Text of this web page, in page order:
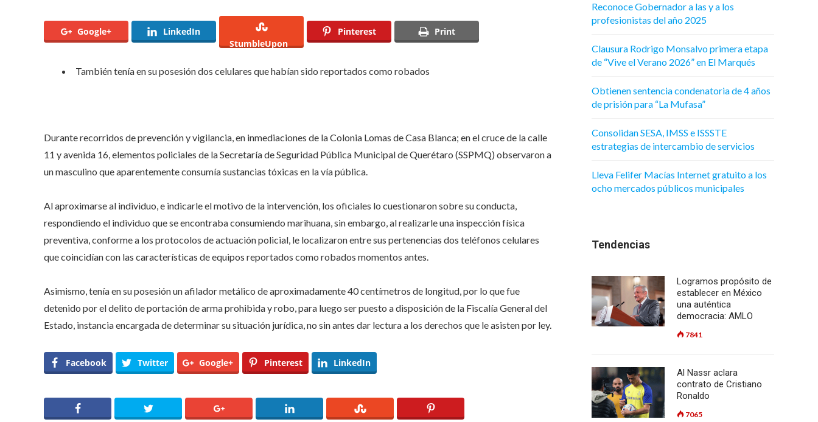
arma
prohibida
en
Lomas
Casa
Blanca
Google+
LinkedIn
StumbleUpon
Pinterest Print
También tenía en su posesión dos celulares que habían sido reportados como robados
Durante recorridos de prevención y vigilancia, en inmediaciones de la Colonia Lomas de Casa Blanca; en el cruce de la calle
11 y avenida 16, elementos policiales de la Secretaría de Seguridad Pública Municipal de Querétaro (SSPMQ) observaron a
un masculino que aparentemente consumía sustancias tóxicas en la vía pública.
Al aproximarse al individuo, e indicarle el motivo de la intervención, los oficiales lo cuestionaron sobre su conducta,
respondiendo el individuo que se encontraba consumiendo marihuana, sin embargo, al realizarle una inspección física
preventiva, conforme a los protocolos de actuación policial, le localizaron entre sus pertenencias dos teléfonos celulares
que coincidían con las características de equipos reportados como robados momentos antes.
Asimismo, tenía en su posesión un afilador metálico de aproximadamente 40 centímetros de longitud, por lo que fue
detenido por el delito de portación de arma prohibida y robo, para luego ser puesto a disposición de la Fiscalía General del
Estado, instancia encargada de determinar su situación jurídica, no sin antes dar lectura a los derechos que le asisten por ley.
Facebook Twitter Google+ Pinterest LinkedIn
Reconoce Gobernador a las y a los
profesionistas del año 2025
Clausura Rodrigo Monsalvo primera etapa
de “Vive el Verano 2026” en El Marqués
Obtienen sentencia condenatoria de 4 años
de prisión para “La Mufasa”
Consolidan SESA, IMSS e ISSSTE
estrategias de intercambio de servicios
Lleva Felifer Macías Internet gratuito a los
ocho mercados públicos municipales
Tendencias
Logramos propósito de
establecer en México
una auténtica
democracia: AMLO
7841
Al Nassr aclara
contrato de Cristiano
Ronaldo
7065